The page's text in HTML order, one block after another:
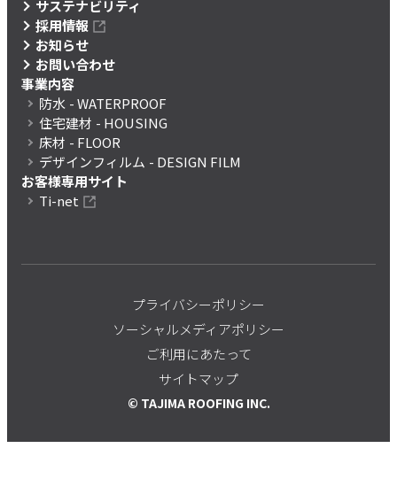
サステナビリティ
採用情報
お知らせ
お問い合わせ
事業内容
防水 - WATERPROOF
住宅建材 - HOUSING
床材 - FLOOR
デザインフィルム - DESIGN FILM
お客様専用サイト
Ti-net
プライバシーポリシー
ソーシャルメディアポリシー
ご利用にあたって
サイトマップ
© TAJIMA ROOFING INC.